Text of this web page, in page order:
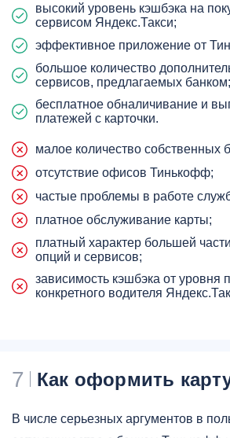
высокий уровень кэшбэка на
сервисом Яндекс.Такси;
эффективное приложение от
большое количество
сервисов, предлагаемых банком;
бесплатное обналичивание и
платежей с карточки.
малое количество собственных
отсутствие офисов Тинькофф;
частые проблемы в работе
платное обслуживание карты;
платный характер большей
опций и сервисов;
зависимость кэшбэка от уровня
конкретного водителя
7 Как оформить
В числе серьезных аргументов в